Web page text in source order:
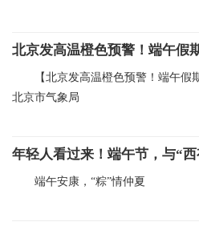
北京发高温橙色预警！端午假
【北京发高温橙色预警！端午
北京市气象局
端午安康，“粽”情仲夏